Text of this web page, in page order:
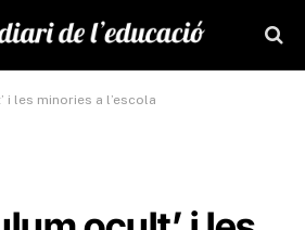
i les minories a l’escola